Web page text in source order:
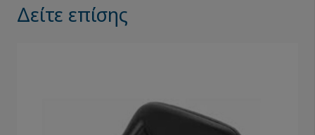
Δείτε επίσης